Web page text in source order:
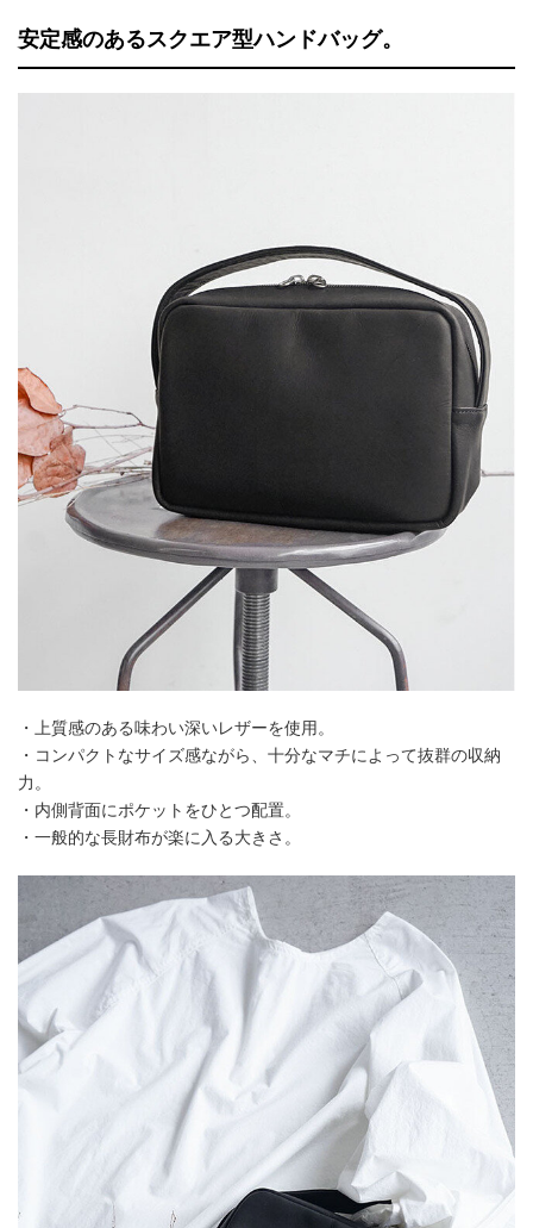
安定感のあるスクエア型ハンドバッグ。
・上質感のある味わい深いレザーを使用。
・コンパクトなサイズ感ながら、十分なマチによって抜群の収納
力。
・内側背面にポケットをひとつ配置。
・一般的な長財布が楽に入る大きさ。